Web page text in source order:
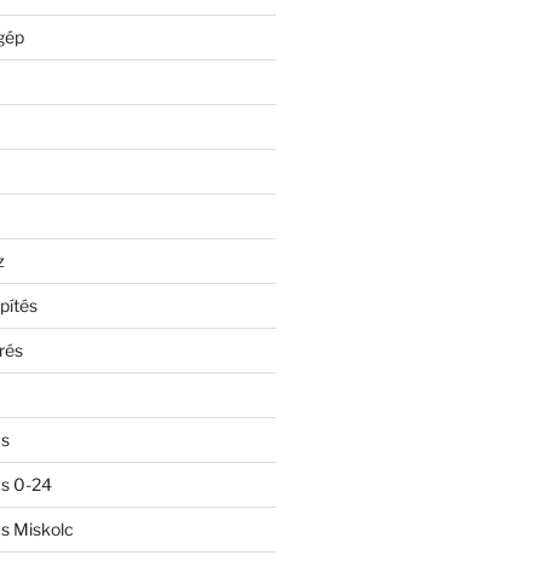
0-24
Miskolc